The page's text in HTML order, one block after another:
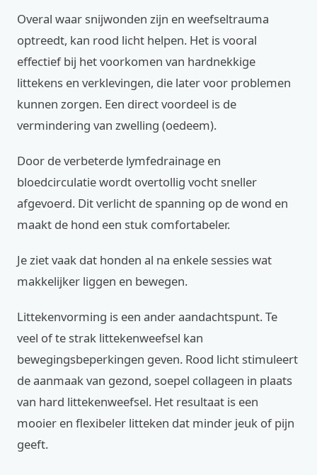
Overal waar snijwonden zijn en weefseltrauma
optreedt, kan rood licht helpen. Het is vooral
effectief bij het voorkomen van hardnekkige
littekens en verklevingen, die later voor problemen
kunnen zorgen. Een direct voordeel is de
vermindering van zwelling (oedeem).
Door de verbeterde lymfedrainage en
bloedcirculatie wordt overtollig vocht sneller
afgevoerd. Dit verlicht de spanning op de wond en
maakt de hond een stuk comfortabeler.
Je ziet vaak dat honden al na enkele sessies wat
makkelijker liggen en bewegen.
Littekenvorming is een ander aandachtspunt. Te
veel of te strak littekenweefsel kan
bewegingsbeperkingen geven. Rood licht stimuleert
de aanmaak van gezond, soepel collageen in plaats
van hard littekenweefsel. Het resultaat is een
mooier en flexibeler litteken dat minder jeuk of pijn
geeft.